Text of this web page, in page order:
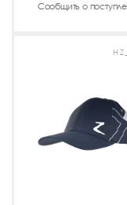
Сообщить о